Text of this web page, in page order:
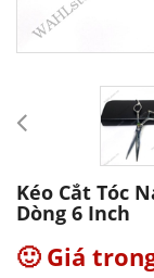
Kéo Cắt Tóc
Dòng 6 Inch
🙂 Giá